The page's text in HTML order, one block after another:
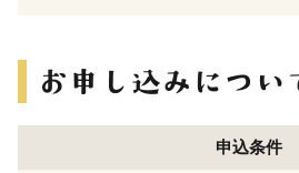
申込条件